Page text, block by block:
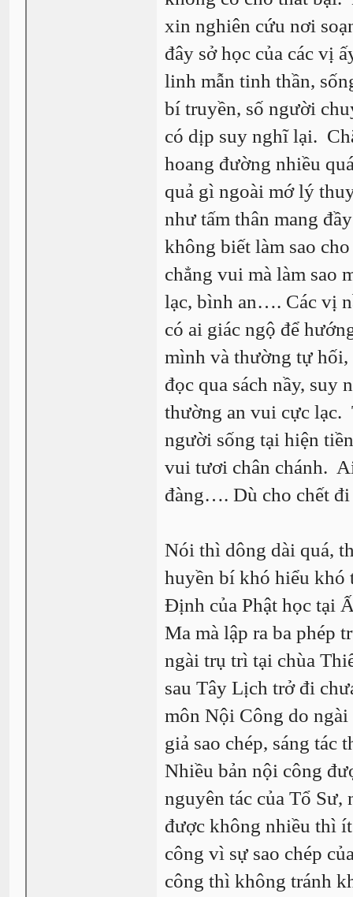
xin nghiên cứu nơi
đây sở học của các vị
linh mẫn tinh thần,
bí truyền, số người
có dịp suy nghĩ lại.
hoang đường nhiều
quả gì ngoài mớ lý
như tấm thân mang
không biết làm sao
chẳng vui mà làm sao
lạc, bình an…. Các vị
có ai giác ngộ để
mình và thường tự
đọc qua sách nầy, suy
thường an vui cực lạc.
người sống tại hiện
vui tươi chân chánh.
đàng…. Dù cho chết đi
Nói thì dông dài quá,
huyền bí khó hiểu khó
Định của Phật học tại
Ma mà lập ra ba phép
ngài trụ trì tại chùa
sau Tây Lịch trở đi
môn Nội Công do
giả sao chép, sáng tác
Nhiều bản nội công
nguyên tác của Tổ Sư,
được không nhiều thì
công vì sự sao chép
công thì không tránh